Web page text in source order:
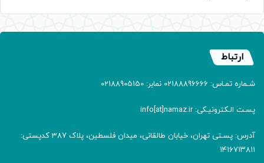
ارتباط
شـماره تمـاس: 02188896666 نمابر: 02188905150
پسـت الـکترونیـکی: info[at]namaz.ir
آدرس: پسـتی تهران، خیابان طالقانی، میدان فلسطین، پلاک 387 کدپستی:
۱۴۱۶۷۱۳۸۱۱